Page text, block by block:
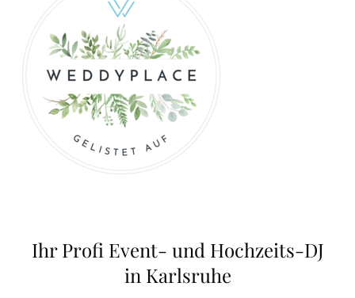
Ihr Profi Event- und Hochzeits-DJ
in Karlsruhe